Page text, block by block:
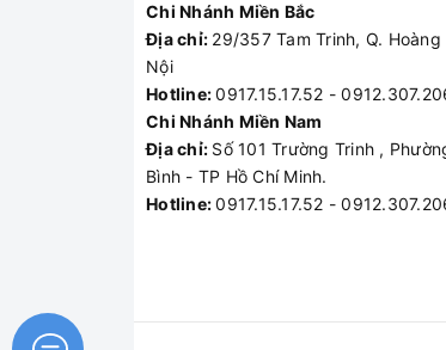
Chi Nhánh Miền Bắc
Địa chỉ: 29/357 Tam Trinh, Q. Hoàng
Nội
Hotline:0917.15.17.52 -
Chi Nhánh Miền Nam
Địa chỉ: Số 101 Trường Trinh ,
Bình - TP Hồ Chí Minh.
Hotline:0917.15.17.52 -